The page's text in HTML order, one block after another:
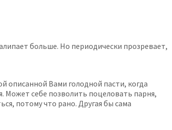
больше. Но периодически прозревает,
описанной Вами голодной пасти, когда
Может себе позволить поцеловать парня,
потому что рано. Другая бы сама